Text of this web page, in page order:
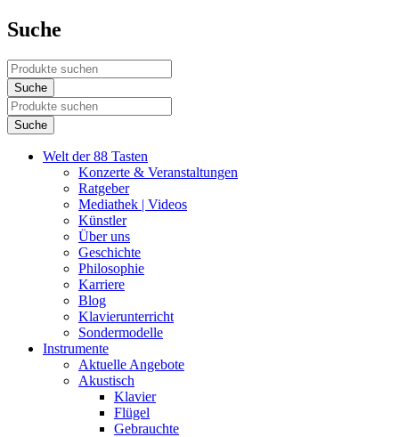
Suche
Welt der 88 Tasten
Konzerte & Veranstaltungen
Ratgeber
Mediathek | Videos
Künstler
Über uns
Geschichte
Philosophie
Karriere
Blog
Klavierunterricht
Sondermodelle
Instrumente
Aktuelle Angebote
Akustisch
Klavier
Flügel
Gebrauchte